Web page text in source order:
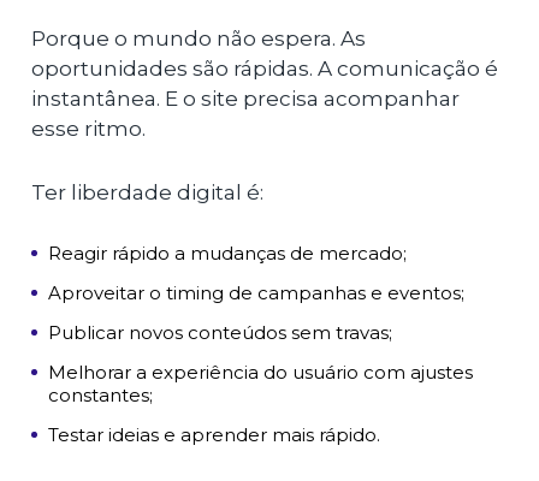
Porque o mundo não espera. As
oportunidades são rápidas. A comunicação é
instantânea. E o site precisa acompanhar
esse ritmo.
Ter liberdade digital é:
Reagir rápido a mudanças de mercado;
Aproveitar o timing de campanhas e eventos;
Publicar novos conteúdos sem travas;
Melhorar a experiência do usuário com ajustes
constantes;
Testar ideias e aprender mais rápido.